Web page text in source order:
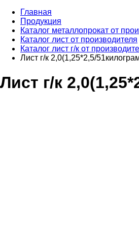
Главная
Продукция
Каталог металлопрокат от
Каталог лист от производителя
Каталог лист г/к от
Лист г/к 2,0(1,25*2,5/
Лист г/к